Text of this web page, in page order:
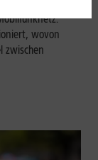
wovon
zwischen